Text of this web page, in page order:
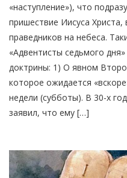
«наступление»), что
пришествие Иисуса Христа,
праведников на небеса.
«Адвентисты седьмого
доктрины: 1) О явном
которое ожидается
недели (субботы). В 30-х
заявил, что ему […]